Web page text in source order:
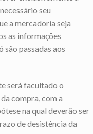
seu
a mercadoria seja
as informações
são passadas aos
será facultado o
compra, com a
na qual deverão ser
de desistência da